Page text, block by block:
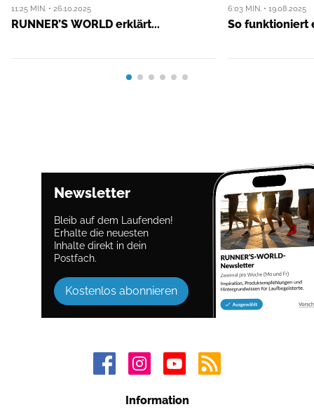
11:25 MIN. • 26.10.2025
RUNNER’S WORLD erklärt...
6:03 MIN. • 19.08.2025
So funktioniert
Newsletter
Bleib auf dem Laufenden!
Erhalte die neuesten
Inhalte direkt in dein
Postfach.
Kostenlos abonnieren
Information